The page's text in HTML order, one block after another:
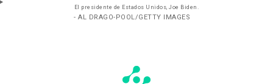
El presidente de Estados Unidos, Joe Biden.
- AL DRAGO-POOL/GETTY IMAGES